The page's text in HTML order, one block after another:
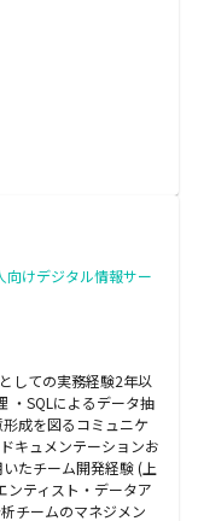
向けデジタル情報サー
しての実務経験2年以
・SQLによるデータ抽
成を図るコミュニケ
キュメンテーションお
たチーム開発経験 (上
ンティスト・データア
チームのマネジメン